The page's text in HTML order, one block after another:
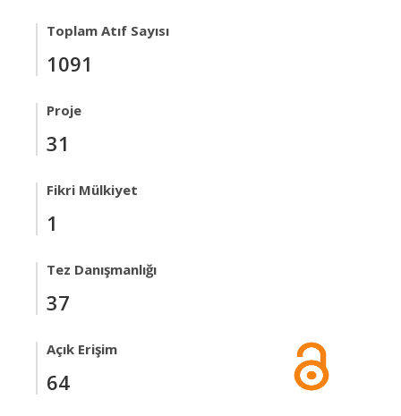
Toplam Atıf Sayısı
1091
Proje
31
Fikri Mülkiyet
1
Tez Danışmanlığı
37
Açık Erişim
64